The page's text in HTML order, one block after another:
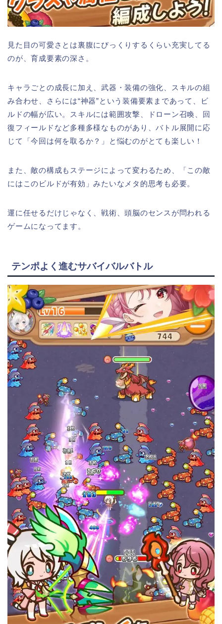
見た目の可愛さとは裏腹にびっくりするくらい充実してる
のが、育成要素の深さ。
キャラごとの成長に加え、武器・装備の強化、スキルの組
み合わせ、さらには“神器”という装備要素まであって、ビ
ルドの幅が広い。スキルには範囲攻撃、ドローン召喚、回
復フィールドなど多種多様なものがあり、バトル展開に応
じて「今回は何を取るか？」と悩むのがとても楽しい！
また、敵の構成もステージによって変わるため、「この敵
にはこのビルドが有効」みたいなメタ的思考も必要。
運に任せるだけじゃなく、戦術、頭脳のセンスが問われる
ゲームになってます。
テンポよく進むサバイバルバトル